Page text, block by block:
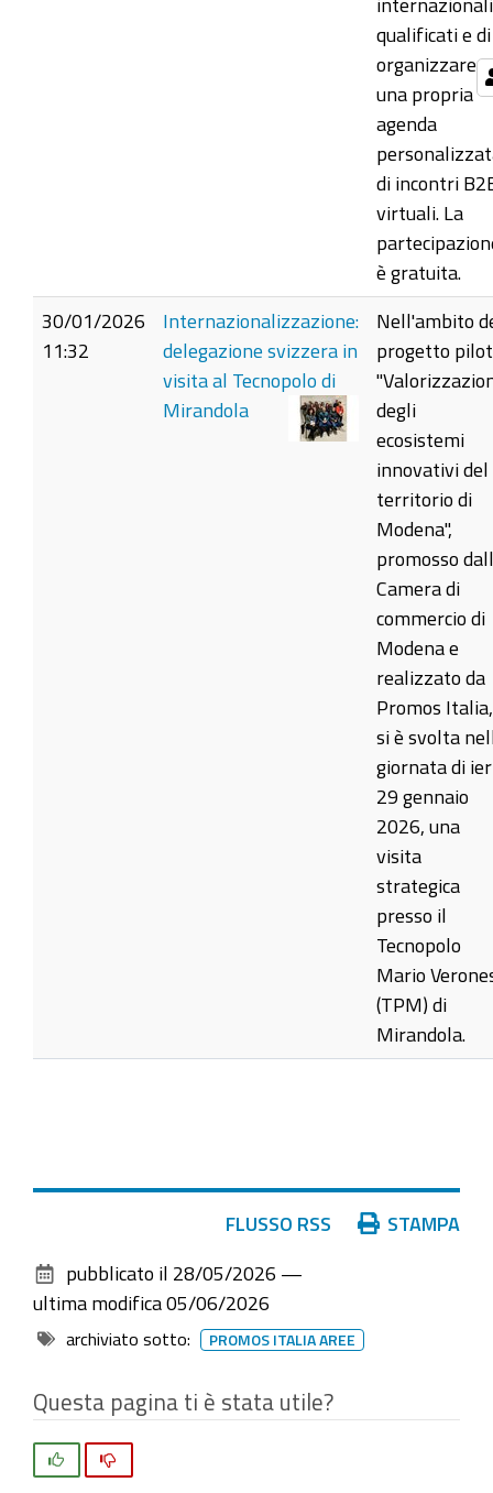
internazionali
qualificati e di
organizzare
una propria
agenda
di incontri
virtuali. La
è gratuita.
30/01/2026
11:32
Internazionalizzazione:
delegazione svizzera in
visita al Tecnopolo di
Mirandola
Nell'ambito
progetto
degli
ecosistemi
innovativi del
territorio di
Modena",
promosso
Camera di
commercio di
Modena e
realizzato da
Promos Italia,
si è svolta
giornata di
29 gennaio
2026, una
visita
strategica
presso il
Tecnopolo
Mario
(TPM) di
Mirandola.
documento
FLUSSO RSS STAMPA
pubblicato il 28/05/2026 —
ultima modifica 05/06/2026
archiviato sotto: PROMOS ITALIA AREE
Questa pagina ti è stata utile?